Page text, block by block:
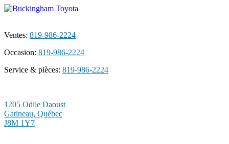
Ventes: 819-986-2224
Occasion: 819-986-2224
Service & pièces: 819-986-2224
1205 Odile Daoust
Gatineau, Québec
J8M 1Y7